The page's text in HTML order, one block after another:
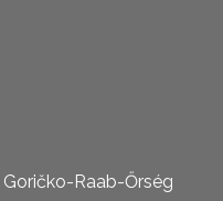
Raab-Őrség